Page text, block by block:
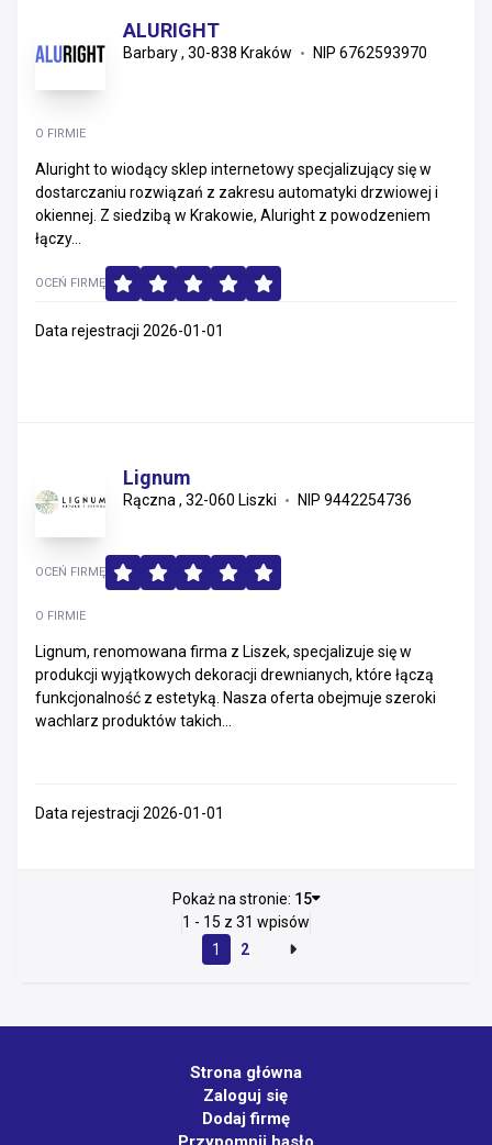
ALURIGHT
Barbary , 30-838 Kraków NIP 6762593970
O FIRMIE
Aluright to wiodący sklep internetowy specjalizujący się w
dostarczaniu rozwiązań z zakresu automatyki drzwiowej i
okiennej. Z siedzibą w Krakowie, Aluright z powodzeniem
łączy...
OCEŃ FIRMĘ
Data rejestracji 2026-01-01
Lignum
Rączna , 32-060 Liszki NIP 9442254736
O FIRMIE
Lignum, renomowana firma z Liszek, specjalizuje się w
produkcji wyjątkowych dekoracji drewnianych, które łączą
funkcjonalność z estetyką. Nasza oferta obejmuje szeroki
wachlarz produktów takich...
OCEŃ FIRMĘ
Data rejestracji 2026-01-01
Pokaż na stronie: 15
1 - 15 z 31 wpisów
1
2
Strona główna
Zaloguj się
Dodaj firmę